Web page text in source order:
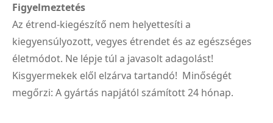
Figyelmeztetés
Az étrend-kiegészítő nem helyettesíti a
kiegyensúlyozott, vegyes étrendet és az egészséges
életmódot. Ne lépje túl a javasolt adagolást!
Kisgyermekek elől elzárva tartandó! Minőségét
megőrzi: A gyártás napjától számított 24 hónap.